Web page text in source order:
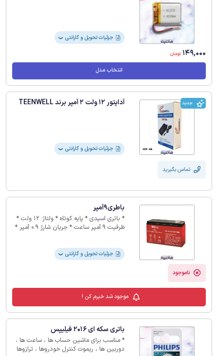
جزئیات تحویل و گارانتی ❯
149,000 تومان
انتخاب مدل
جدید آداپتور 12 ولت 2 آمپر برند TEENWELL
جزئیات تحویل و گارانتی ❯
تماس بگیرید
باطری9آمپر
* باتری اسیدی * پایه کوتاه * ولتاژ: 12 ولت *
ظرفیت 9 آمپر ساعت * جریان شارژ 0.9 آمپر *
جزئیات تحویل و گارانتی ❯
ناموجود
موجود شد خبرم کن !
باتری سکه ای 2016 فیلیپس
* مناسب برای ماشین حساب ها ، ساعت ها ،
دوربین ها ، ریموت کنترل خودروها ، ترازوها